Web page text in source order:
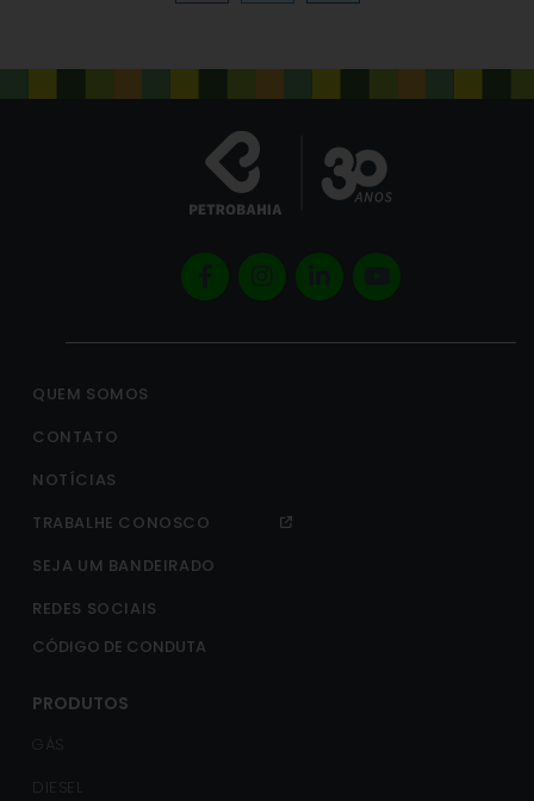
QUEM SOMOS
CONTATO
NOTÍCIAS
TRABALHE CONOSCO
SEJA UM BANDEIRADO
REDES SOCIAIS
CÓDIGO DE CONDUTA
PRODUTOS
GÁS
DIESEL